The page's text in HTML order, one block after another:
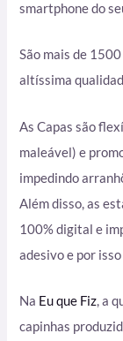
smartphone do
São mais de
altíssima
As Capas são
maleável) e
impedindo
Além disso, as
100% digital e
adesivo e por
Na Eu que Fiz, a
capinhas